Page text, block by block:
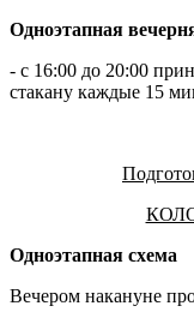
Одноэтапная
- с 16:00 до 20:00
стакану каждые 15
Одноэтапная схема
Вечером накануне